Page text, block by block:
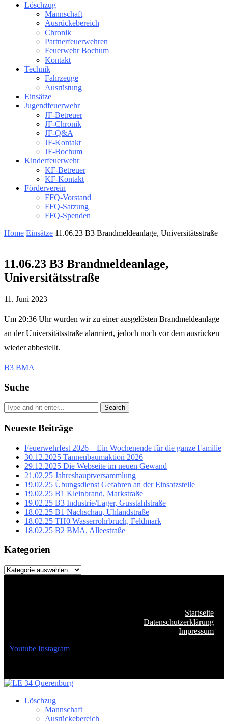
Löschzug
Mannschaft
Ausrückebereich
Chronik
Partnerfeuerwehren
Feuerwehr Bochum
Kontakt
Technik
Fahrzeuge
Ausrüstung
Einsätze
Jugendfeuerwehr
JF-Betreuer
JF-Chronik
JF-Q&A
JF-Kontakt
JF-Bochum
Kinderfeuerwehr
KF-Betreuer
KF-Kontakt
Förderverein
FFQ-Vorstand
FFQ-Satzung
FFQ-Spenden
Home Einsätze 11.06.23 B3 Brandmeldeanlage, Universitätsstraße
11.06.23 B3 Brandmeldeanlage,
Universitätsstraße
11. Juni 2023
Um 20:36 Uhr wurden wir zu einer ausgelösten Brandmeldeanlage
an der Universitätsstraße alarmiert, jedoch noch vor dem ausrücken
wieder abbestellt.
B3 BMA
Suche
Search
Neueste Beiträge
Feuerwehrfest 2026 – Ein Wochenende für die ganze Familie
30.12.2025 Tannenbaumaktion 2026
29.12.2025 Die Webseite im neuen Gewand
21.02.25 Jahreshauptversammlung
19.02.25 Übungsdienst Gefahren an der Einsatzstelle
19.02.25 B1 Kleinbrand, Markstraße
19.02.25 B3 Industrie/Lager, Gusstahlstraße
18.02.25 B1 Nachschau, Uhlandstraße
18.02.25 TH0 Wasserrohrbruch, Feldmark
18.02.25 B2 BMA, Alleestraße
Kategorien
Kategorien
Startseite
Datenschutzerklärung
Impressum
Youtube Instagram
Löschzug
Mannschaft
Ausrückebereich